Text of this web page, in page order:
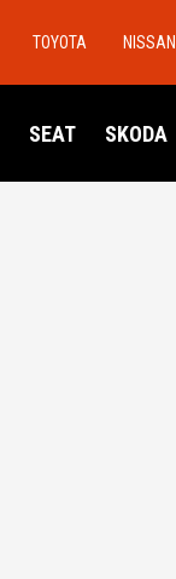
TOYOTA NISSAN
SEAT SKODA